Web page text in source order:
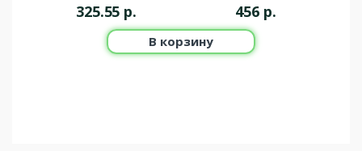
325.55 р. 456 р.
В корзину